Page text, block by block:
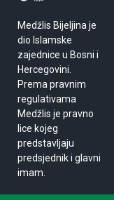
Medžlis Bijeljina je
dio Islamske
zajednice u Bosni i
Hercegovini.
Prema pravnim
regulativama
Medžlis je pravno
lice kojeg
predstavljaju
predsjednik i glavni
imam.